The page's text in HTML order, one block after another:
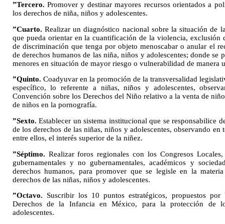
”Tercero.Promover y destinar mayores recursos orientados a
los derechos de niña, niños y adolescentes.
”Cuarto. Realizar un diagnóstico nacional sobre la situación de
que pueda orientar en la cuantificación de la violencia,
de discriminación que tenga por objeto menoscabar o anular el
de derechos humanos de las niña, niños y adolescentes; donde se
menores en situación de mayor riesgo o vulnerabilidad de manera
”Quinto. Coadyuvar en la promoción de la transversalidad
específico, lo referente a niñas, niños y adolescentes,
Convención sobre los Derechos del Niño relativo a la venta de
de niños en la pornografía.
”Sexto. Establecer un sistema institucional que se responsabilice
de los derechos de las niñas, niños y adolescentes, observando
entre ellos, el interés superior de la niñez.
”Séptimo. Realizar foros regionales con los Congresos
gubernamentales y no gubernamentales, académicos y
derechos humanos, para promover que se legisle en la
derechos de las niñas, niños y adolescentes.
”Octavo. Suscribir los 10 puntos estratégicos, propuestos
Derechos de la Infancia en México, para la protección de
adolescentes.